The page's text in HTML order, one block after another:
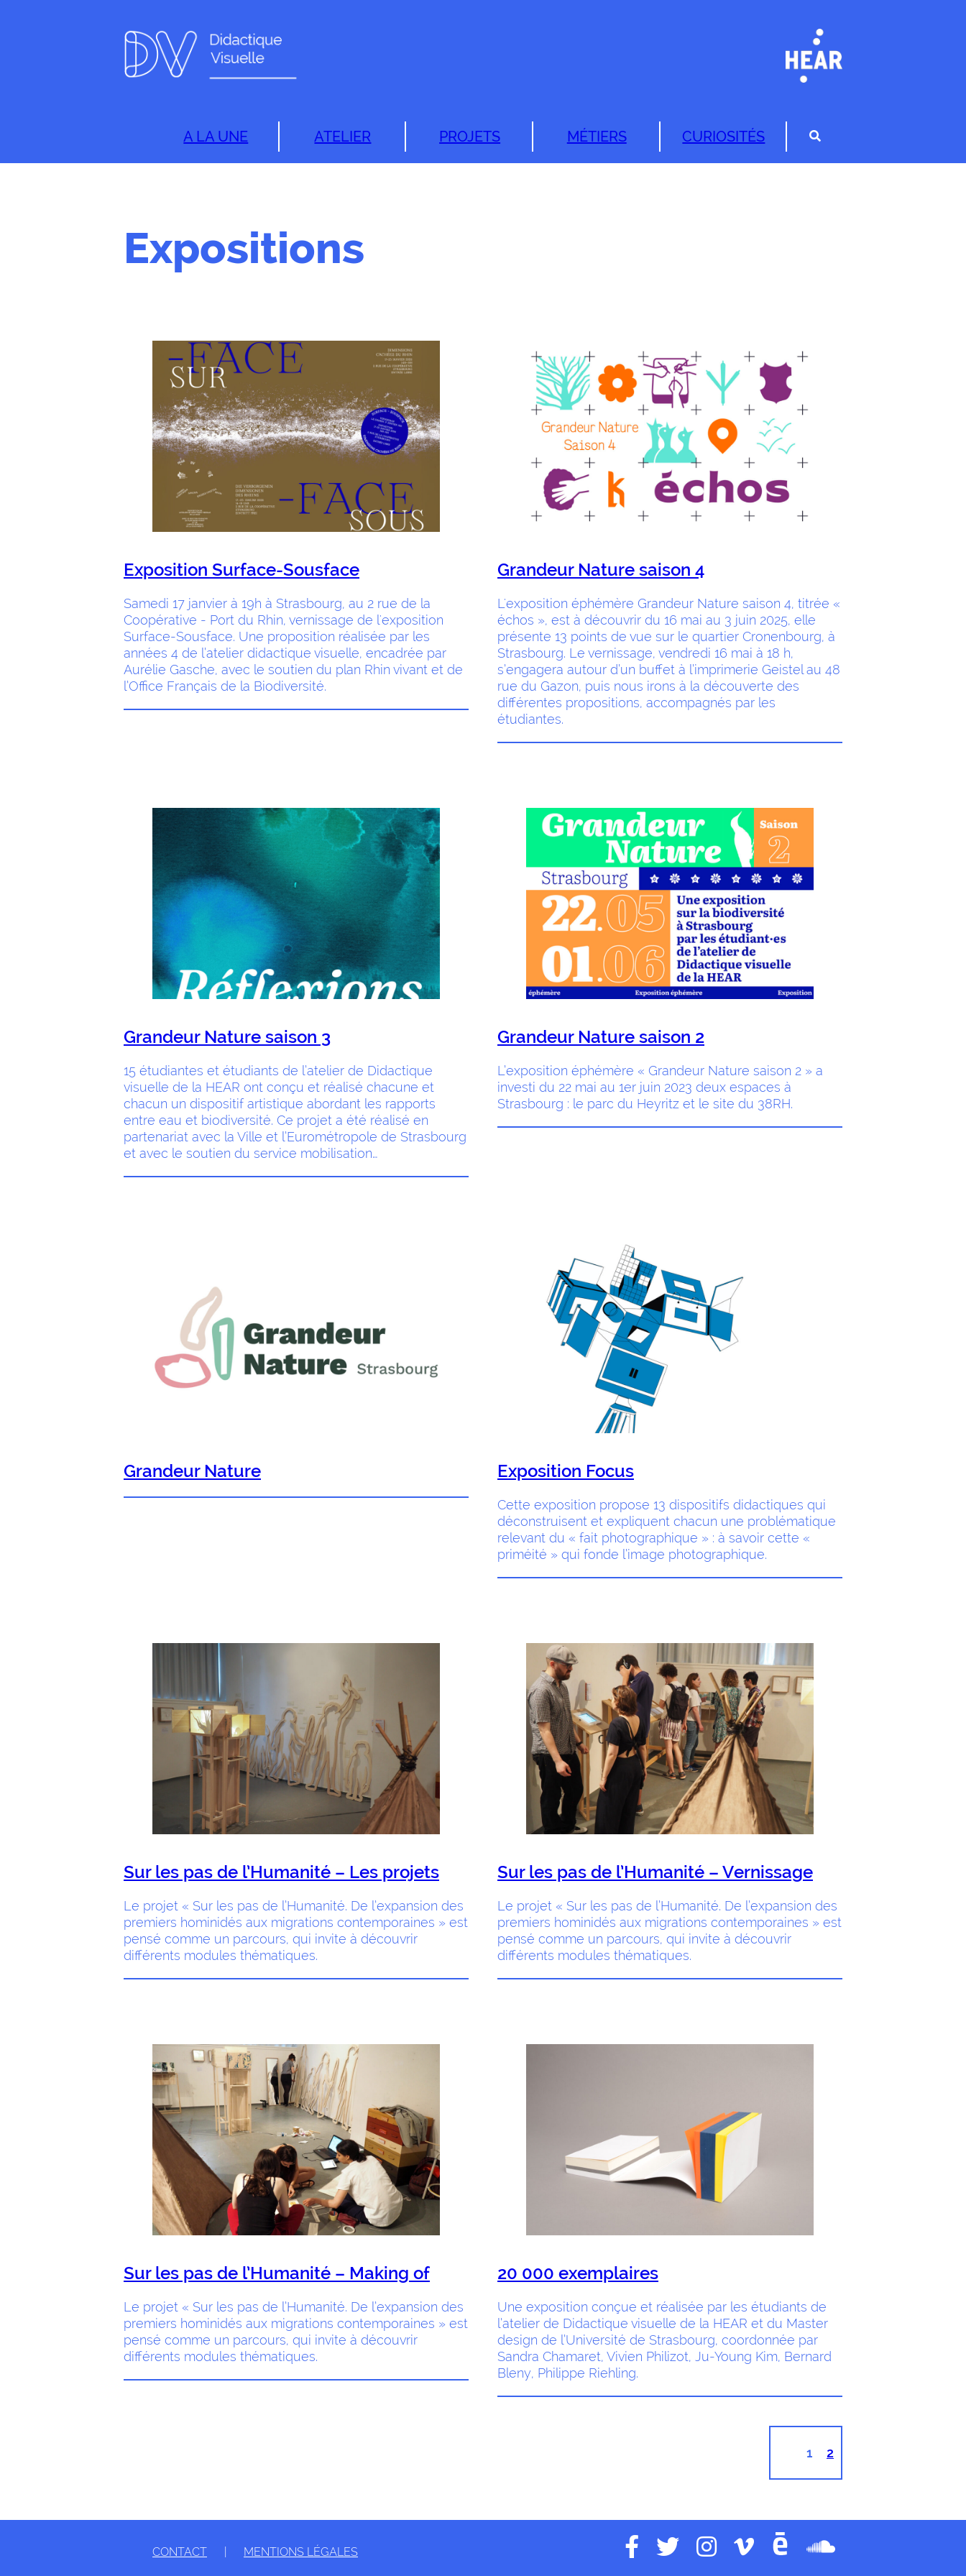
A LA UNE ATELIER PROJETS MÉTIERS CURIOSITÉS
Expositions
Exposition Surface-Sousface
Samedi 17 janvier à 19h à Strasbourg, au 2 rue de la
Coopérative - Port du Rhin, vernissage de l'exposition
Surface-Sousface. Une proposition réalisée par les
années 4 de l’atelier didactique visuelle, encadrée par
Aurélie Gasche, avec le soutien du plan Rhin vivant et de
l’Office Français de la Biodiversité.
Grandeur Nature saison 4
L'exposition éphémère Grandeur Nature saison 4, titrée «
échos », est à découvrir du 16 mai au 3 juin 2025, elle
présente 13 points de vue sur le quartier Cronenbourg, à
Strasbourg. Le vernissage, vendredi 16 mai à 18 h,
s’engagera autour d’un buffet à l’imprimerie Geistel au 48
rue du Gazon, puis nous irons à la découverte des
différentes propositions, accompagnés par les
étudiantes.
Grandeur Nature saison 3
15 étudiantes et étudiants de l’atelier de Didactique
visuelle de la HEAR ont conçu et réalisé chacune et
chacun un dispositif artistique abordant les rapports
entre eau et biodiversité. Ce projet a été réalisé en
partenariat avec la Ville et l’Eurométropole de Strasbourg
et avec le soutien du service mobilisation…
Grandeur Nature saison 2
L’exposition éphémère « Grandeur Nature saison 2 » a
investi du 22 mai au 1er juin 2023 deux espaces à
Strasbourg : le parc du Heyritz et le site du 38RH.
Grandeur Nature Exposition Focus
Cette exposition propose 13 dispositifs didactiques qui
déconstruisent et expliquent chacun une problématique
relevant du « fait photographique » : à savoir cette «
priméité » qui fonde l’image photographique.
Sur les pas de l’Humanité – Les projets
Le projet « Sur les pas de l’Humanité. De l’expansion des
premiers hominidés aux migrations contemporaines » est
pensé comme un parcours, qui invite à découvrir
différents modules thématiques.
Sur les pas de l’Humanité – Vernissage
Le projet « Sur les pas de l’Humanité. De l’expansion des
premiers hominidés aux migrations contemporaines » est
pensé comme un parcours, qui invite à découvrir
différents modules thématiques.
Sur les pas de l’Humanité – Making of
Le projet « Sur les pas de l’Humanité. De l’expansion des
premiers hominidés aux migrations contemporaines » est
pensé comme un parcours, qui invite à découvrir
différents modules thématiques.
20 000 exemplaires
Une exposition conçue et réalisée par les étudiants de
l’atelier de Didactique visuelle de la HEAR et du Master
design de l’Université de Strasbourg, coordonnée par
Sandra Chamaret, Vivien Philizot, Ju-Young Kim, Bernard
Bleny, Philippe Riehling.
1 2
CONTACT MENTIONS LÉGALES